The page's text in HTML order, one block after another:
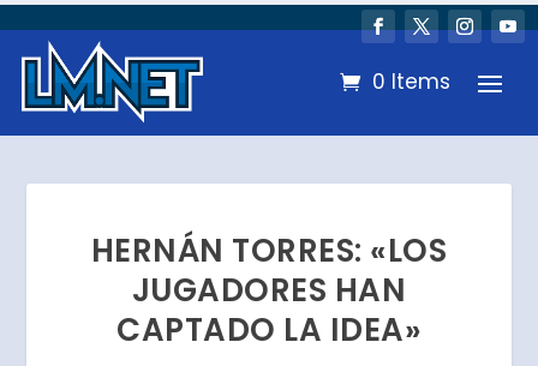
0 Items
HERNÁN TORRES: «LOS
JUGADORES HAN
CAPTADO LA IDEA»